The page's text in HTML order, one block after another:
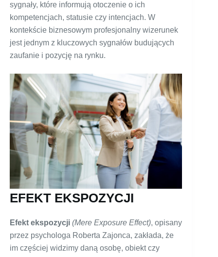
sygnały, które informują otoczenie o ich
kompetencjach, statusie czy intencjach. W
kontekście biznesowym profesjonalny wizerunek
jest jednym z kluczowych sygnałów budujących
zaufanie i pozycję na rynku.
EFEKT EKSPOZYCJI
Efekt ekspozycji (Mere Exposure Effect), opisany
przez psychologa Roberta Zajonca, zakłada, że
im częściej widzimy daną osobę, obiekt czy